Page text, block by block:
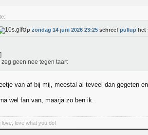
Op zondag 14 juni 2026 23:25 schreef pullup het
zeg geen nee tegen taart
van af bij mij, meestal al teveel dan gegeten
wel fan van, maarja zo ben ik.
love, love what you do!